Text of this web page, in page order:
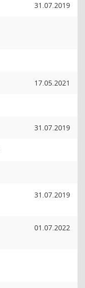
31.07.2019
17.05.2021
31.07.2019
31.07.2019
01.07.2022